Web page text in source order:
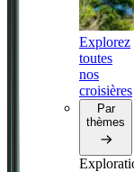
Explorez
toutes
nos
croisières
Par
thèmes